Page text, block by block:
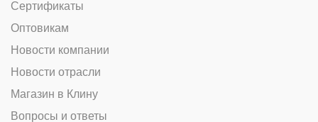
Сертификаты
Оптовикам
Новости компании
Новости отрасли
Магазин в Клину
Вопросы и ответы